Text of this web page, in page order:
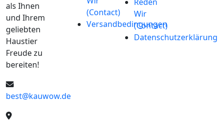
als Ihnen
und Ihrem
geliebten
Haustier
Freude zu
bereiten!
best@kauwow.de
(Contact)
Versandbedingungen
Wir
(Contact)
Datenschutzerklärung